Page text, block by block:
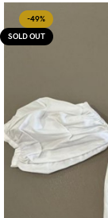
-49%
SOLD OUT